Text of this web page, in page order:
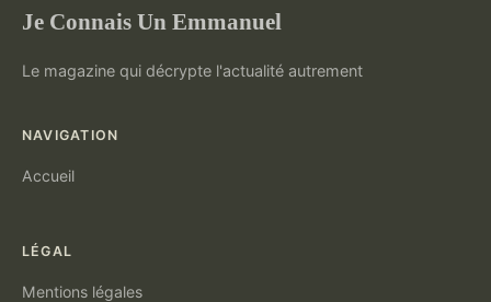
Je Connais Un Emmanuel
Le magazine qui décrypte l'actualité autrement
NAVIGATION
Accueil
LÉGAL
Mentions légales